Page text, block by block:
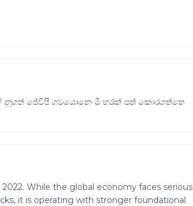
නූගත් ජේවීපී ගවයොනෙ මී හරක් පත් කොරගත්තෙ
While the global economy faces serious
it is operating with stronger foundational